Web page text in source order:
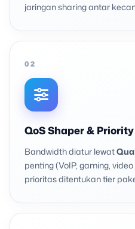
jaringan sharing antar
02
QoS Shaper & Priority
Bandwidth diatur lewat
penting (VoIP, gaming,
prioritas ditentukan tier